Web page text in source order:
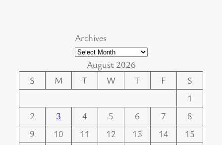
Archives
August 2026
S
M T W T F
S
1
2
3 4 5 6 7
8
9
10 11 12 13 14
15